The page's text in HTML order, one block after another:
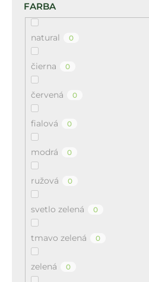
FARBA
natural 0
čierna 0
červená 0
fialová 0
modrá 0
ružová 0
svetlo zelená 0
tmavo zelená 0
zelená 0